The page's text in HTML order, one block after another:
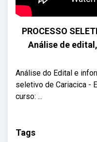
PROCESSO
Análise de
Análise do Edital e
seletivo de Cariacica -
curso: ...
Tags